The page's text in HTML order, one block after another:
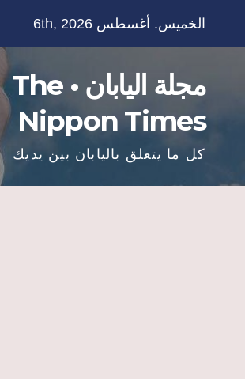
الخميس. أغسطس 6th, 2026
مجلة اليابان • The
Nippon Times
كل ما يتعلق باليابان بين يديك